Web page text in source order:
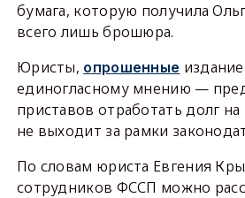
бумага, которую получила
всего лишь брошюра.
Юристы, опрошенные
единогласному мнению —
приставов отработать долг
не выходит за рамки
По словам юриста Евгения
сотрудников ФССП можно